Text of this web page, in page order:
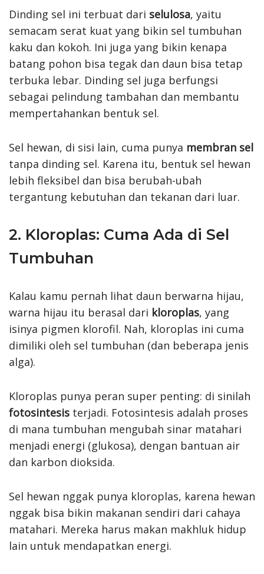
Dinding sel ini terbuat dari selulosa, yaitu
semacam serat kuat yang bikin sel tumbuhan
kaku dan kokoh. Ini juga yang bikin kenapa
batang pohon bisa tegak dan daun bisa tetap
terbuka lebar. Dinding sel juga berfungsi
sebagai pelindung tambahan dan membantu
mempertahankan bentuk sel.
Sel hewan, di sisi lain, cuma punya membran sel
tanpa dinding sel. Karena itu, bentuk sel hewan
lebih fleksibel dan bisa berubah-ubah
tergantung kebutuhan dan tekanan dari luar.
2. Kloroplas: Cuma Ada di Sel
Tumbuhan
Kalau kamu pernah lihat daun berwarna hijau,
warna hijau itu berasal dari kloroplas, yang
isinya pigmen klorofil. Nah, kloroplas ini cuma
dimiliki oleh sel tumbuhan (dan beberapa jenis
alga).
Kloroplas punya peran super penting: di sinilah
fotosintesis terjadi. Fotosintesis adalah proses
di mana tumbuhan mengubah sinar matahari
menjadi energi (glukosa), dengan bantuan air
dan karbon dioksida.
Sel hewan nggak punya kloroplas, karena hewan
nggak bisa bikin makanan sendiri dari cahaya
matahari. Mereka harus makan makhluk hidup
lain untuk mendapatkan energi.